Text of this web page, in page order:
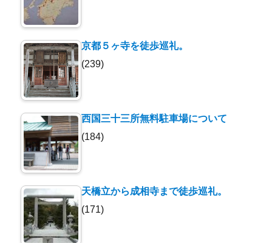
京都５ヶ寺を徒歩巡礼。
(239)
西国三十三所無料駐車場について
(184)
天橋立から成相寺まで徒歩巡礼。
(171)